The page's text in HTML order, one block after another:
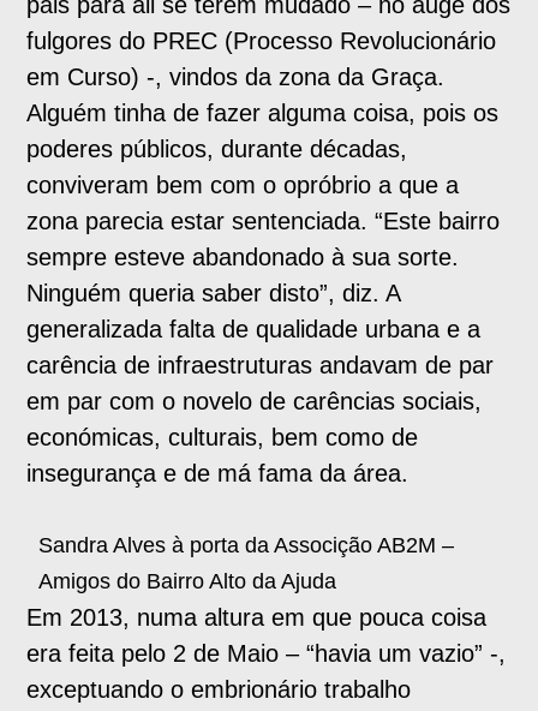
fulgores do PREC (Processo Revolucionário
em Curso) -, vindos da zona da Graça.
Alguém tinha de fazer alguma coisa, pois os
poderes públicos, durante décadas,
conviveram bem com o opróbrio a que a
zona parecia estar sentenciada. “Este bairro
sempre esteve abandonado à sua sorte.
Ninguém queria saber disto”, diz. A
generalizada falta de qualidade urbana e a
carência de infraestruturas andavam de par
em par com o novelo de carências sociais,
económicas, culturais, bem como de
insegurança e de má fama da área.
Sandra Alves à porta da Associção AB2M –
Amigos do Bairro Alto da Ajuda
Em 2013, numa altura em que pouca coisa
era feita pelo 2 de Maio – “havia um vazio” -,
exceptuando o embrionário trabalho